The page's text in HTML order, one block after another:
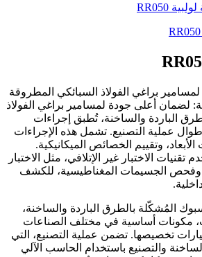
براغي الفولاذ السبائكي المطروقة
لضمان أعلى جودة لمسامير براغي الفولاذ
الباردة والساخنة، تُطبق إجراءات
عملية التصنيع. تشمل هذه الإجراءات
وتقييم الخصائص الميكانيكية.
تقنيات الاختبار غير الإتلافي، مثل الاختبار
وفحص الجسيمات المغناطيسية، للكشف
المُشكّلة بالطرق الباردة والساخنة،
مكونات أساسية في مختلف الصناعات
تخصيصها. تضمن عملية التصنيع، التي
والتصنيع باستخدام الحاسب الآلي